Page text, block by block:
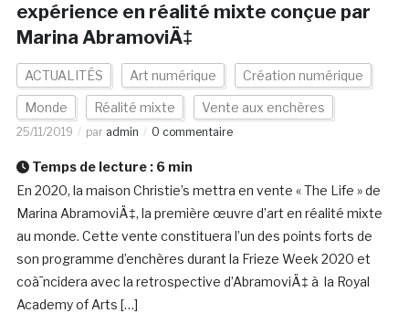
expérience en réalité mixte conçue par
Marina AbramoviÄ‡
ACTUALITÉS Art numérique Création numérique
Monde Réalité mixte Vente aux enchères
25/11/2019 par admin 0 commentaire
Temps de lecture : 6 min
En 2020, la maison Christie’s mettra en vente « The Life » de
Marina AbramoviÄ‡, la première œuvre d’art en réalité mixte
au monde. Cette vente constituera l’un des points forts de
son programme d’enchères durant la Frieze Week 2020 et
coà¯ncidera avec la retrospective d’AbramoviÄ‡ à la Royal
Academy of Arts […]